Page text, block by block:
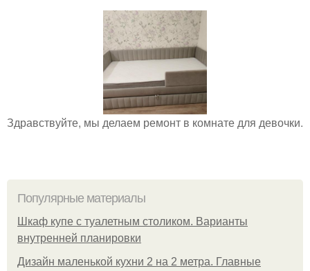
Здравствуйте, мы делаем ремонт в комнате для девочки.
Популярные материалы
Шкаф купе с туалетным столиком. Варианты
внутренней планировки
Дизайн маленькой кухни 2 на 2 метра. Главные